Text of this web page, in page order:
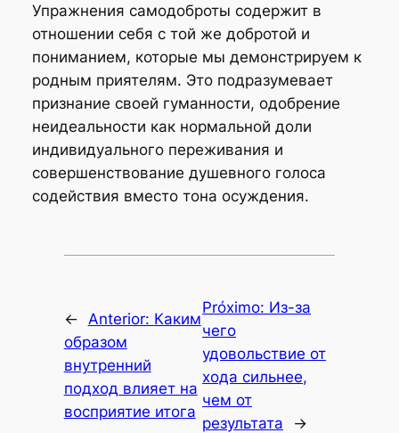
Упражнения самодоброты содержит в
отношении себя с той же добротой и
пониманием, которые мы демонстрируем к
родным приятелям. Это подразумевает
признание своей гуманности, одобрение
неидеальности как нормальной доли
индивидуального переживания и
совершенствование душевного голоса
содействия вместо тона осуждения.
← Anterior: Каким
образом
внутренний
подход влияет на
восприятие итога
Próximo: Из-за
чего
удовольствие от
хода сильнее,
чем от
результата
→